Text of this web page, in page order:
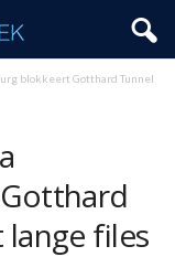
blokkeert Gotthard Tunnel
files